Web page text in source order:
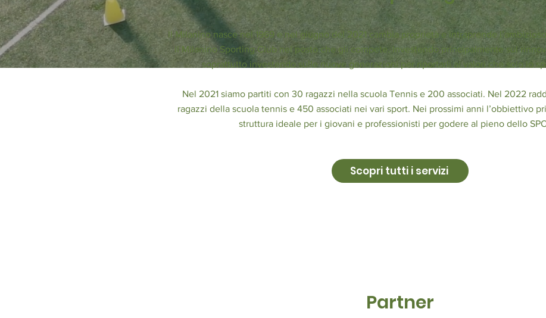
Il Milanino nasce nel 1969 e nel giugno del 2021 cambia proprietà e intraprende
il Milanino Sporting Club nel posto che gli compete. Investendo principalmente sul
soprattutto investendo sulle nuove generazioni per riportarli ai valori che solo lo
Nel 2021 siamo partiti con 30 ragazzi nella scuola Tennis e 200 associati. Nel 2022
ragazzi della scuola tennis e 450 associati nei vari sport. Nei prossimi anni l’obbiettivo
struttura ideale per i giovani e professionisti per godere al pieno dello
Scopri tutti i servizi
Partner